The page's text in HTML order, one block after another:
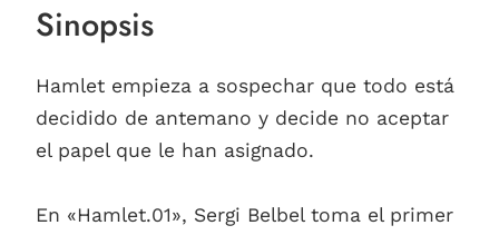
Sinopsis
Hamlet empieza a sospechar que todo está
decidido de antemano y decide no aceptar
el papel que le han asignado.
En «Hamlet.01», Sergi Belbel toma el primer